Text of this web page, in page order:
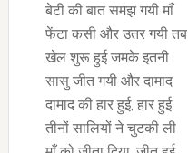
बेटी की बात समझ गयी माँ
फेंटा कसी और उतर गयी तब
खेल शुरू हुई जमके इतनी
सासु जीत गयी और दामाद
दामाद की हार हुई, हार हुई
तीनों सालियों ने चुटकी ली